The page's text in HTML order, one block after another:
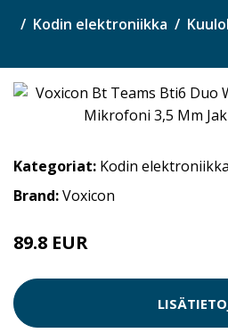
Kodin elektroniikka
Kategoriat: Kodin elektroniikka
Brand:Voxicon
89.8 EUR